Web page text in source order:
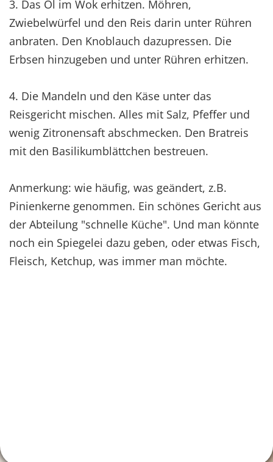
3. Das Öl im Wok erhitzen. Möhren,
Zwiebelwürfel und den Reis darin unter Rühren
anbraten. Den Knoblauch dazupressen. Die
Erbsen hinzugeben und unter Rühren erhitzen.
4. Die Mandeln und den Käse unter das
Reisgericht mischen. Alles mit Salz, Pfeffer und
wenig Zitronensaft abschmecken. Den Bratreis
mit den Basilikumblättchen bestreuen.
Anmerkung: wie häufig, was geändert, z.B.
Pinienkerne genommen. Ein schönes Gericht aus
der Abteilung "schnelle Küche". Und man könnte
noch ein Spiegelei dazu geben, oder etwas Fisch,
Fleisch, Ketchup, was immer man möchte.